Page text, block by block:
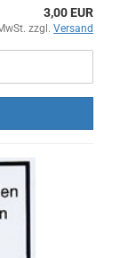
3,00 EUR
zzgl. Versand